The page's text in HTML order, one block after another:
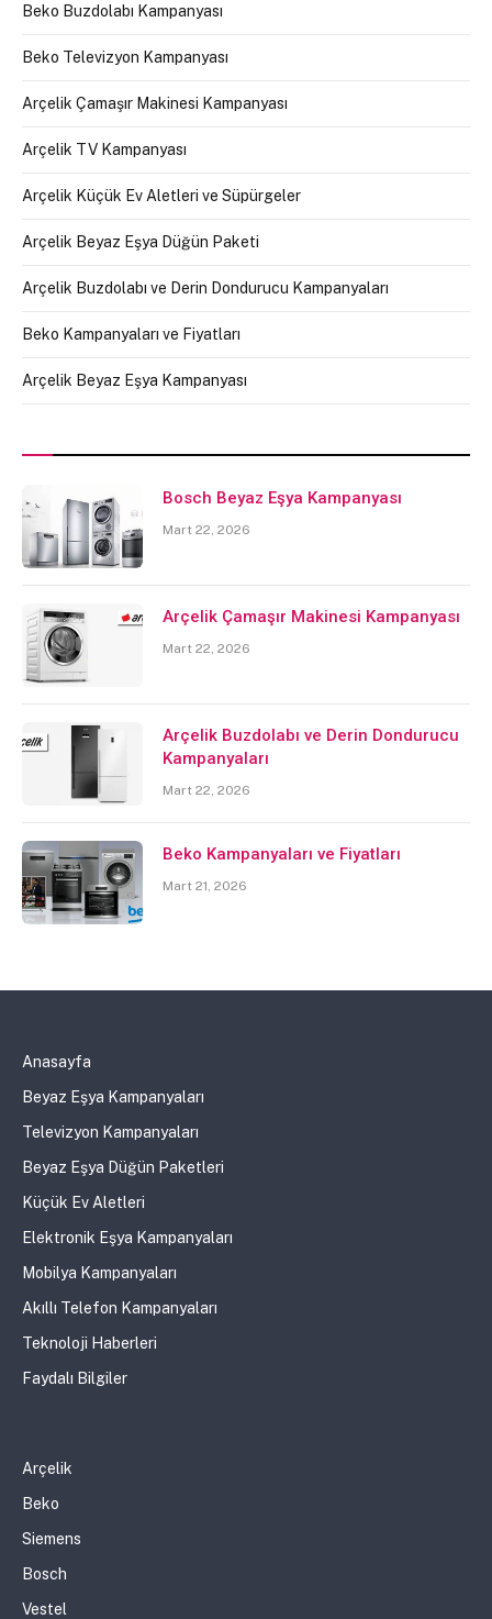
Beko Buzdolabı Kampanyası
Beko Televizyon Kampanyası
Arçelik Çamaşır Makinesi Kampanyası
Arçelik TV Kampanyası
Arçelik Küçük Ev Aletleri ve Süpürgeler
Arçelik Beyaz Eşya Düğün Paketi
Arçelik Buzdolabı ve Derin Dondurucu Kampanyaları
Beko Kampanyaları ve Fiyatları
Arçelik Beyaz Eşya Kampanyası
Bosch Beyaz Eşya Kampanyası
Mart 22, 2026
Arçelik Çamaşır Makinesi Kampanyası
Mart 22, 2026
Arçelik Buzdolabı ve Derin Dondurucu
Kampanyaları
Mart 22, 2026
Beko Kampanyaları ve Fiyatları
Mart 21, 2026
Anasayfa
Beyaz Eşya Kampanyaları
Televizyon Kampanyaları
Beyaz Eşya Düğün Paketleri
Küçük Ev Aletleri
Elektronik Eşya Kampanyaları
Mobilya Kampanyaları
Akıllı Telefon Kampanyaları
Teknoloji Haberleri
Faydalı Bilgiler
Arçelik
Beko
Siemens
Bosch
Vestel